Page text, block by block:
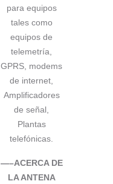
para equipos
tales como
equipos de
telemetría,
GPRS, modems
de internet,
Amplificadores
de señal,
Plantas
telefónicas.
—–ACERCA DE
LA ANTENA